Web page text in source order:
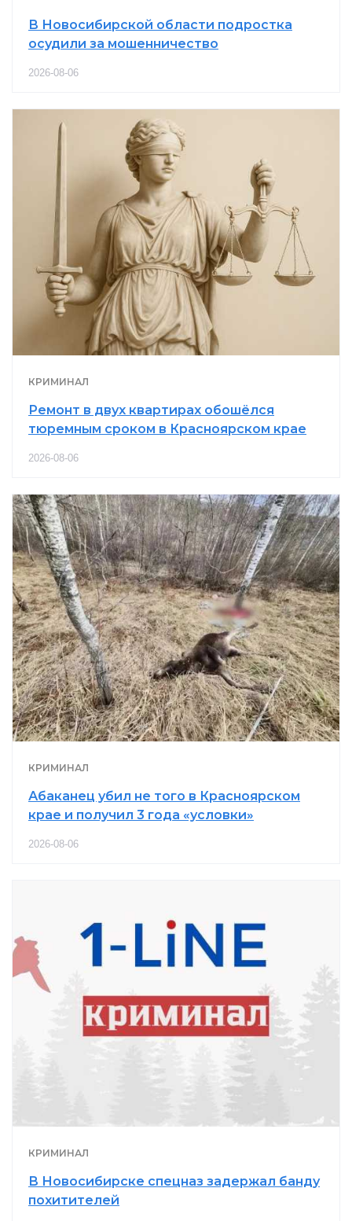
В Новосибирской области подростка
осудили за мошенничество
2026-08-06
КРИМИНАЛ
Ремонт в двух квартирах обошёлся
тюремным сроком в Красноярском крае
2026-08-06
КРИМИНАЛ
Абаканец убил не того в Красноярском
крае и получил 3 года «условки»
2026-08-06
КРИМИНАЛ
В Новосибирске спецназ задержал банду
похитителей